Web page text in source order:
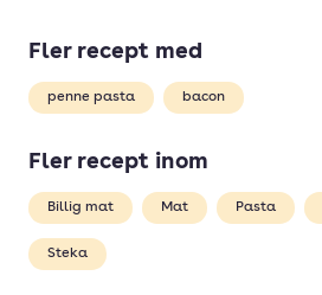
Fler recept med
penne pasta bacon
Fler recept inom
Billig mat Mat Pasta
Steka